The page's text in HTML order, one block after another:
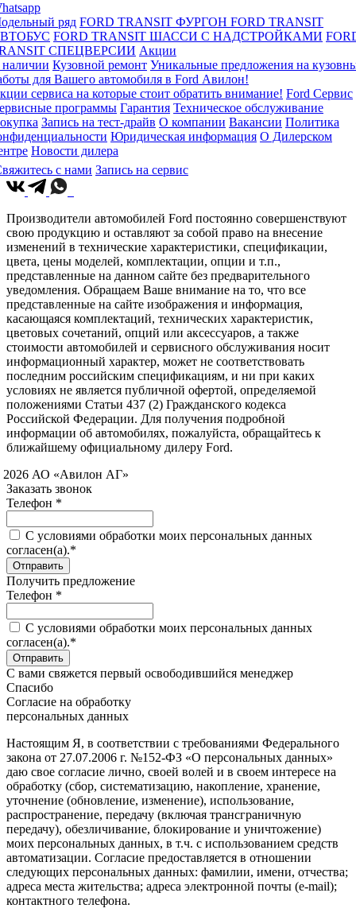
ряд FORD TRANSIT ФУРГОН FORD TRANSIT
FORD TRANSIT ШАССИ С НАДСТРОЙКАМИ
СПЕЦВЕРСИИ Акции
Кузовной ремонт Уникальные предложения на
для Вашего автомобиля в Ford Авилон!
сервиса на которые стоит обратить внимание! Ford Сервис
программы Гарантия Техническое обслуживание
Запись на тест-драйв О компании Вакансии Политика
Юридическая информация О Дилерском
Новости дилера
с нами Запись на сервис
Производители автомобилей Ford постоянно совершенствуют
свою продукцию и оставляют за собой право на внесение
изменений в технические характеристики, спецификации,
цвета, цены моделей, комплектации, опции и т.п.,
представленные на данном сайте без предварительного
уведомления. Обращаем Ваше внимание на то, что все
представленные на сайте изображения и информация,
касающаяся комплектаций, технических характеристик,
цветовых сочетаний, опций или аксессуаров, а также
стоимости автомобилей и сервисного обслуживания носит
информационный характер, может не соответствовать
последним российским спецификациям, и ни при каких
условиях не является публичной офертой, определяемой
положениями Статьи 437 (2) Гражданского кодекса
Российской Федерации. Для получения подробной
информации об автомобилях, пожалуйста, обращайтесь к
ближайшему официальному дилеру Ford.
АО «Авилон АГ»
Заказать звонок
Телефон *
C условиями обработки моих персональных данных
согласен(а).*
Получить предложение
Телефон *
C условиями обработки моих персональных данных
согласен(а).*
С вами свяжется первый освободившийся менеджер
Спасибо
Согласие на обработку
персональных данных
Настоящим Я, в соответствии с требованиями Федерального
закона от 27.07.2006 г. №152-ФЗ «О персональных данных»
даю свое согласие лично, своей волей и в своем интересе на
обработку (сбор, систематизацию, накопление, хранение,
уточнение (обновление, изменение), использование,
распространение, передачу (включая трансграничную
передачу), обезличивание, блокирование и уничтожение)
моих персональных данных, в т.ч. с использованием средств
автоматизации. Согласие предоставляется в отношении
следующих персональных данных: фамилии, имени, отчества;
адреса места жительства; адреса электронной почты (e-mail);
контактного телефона.